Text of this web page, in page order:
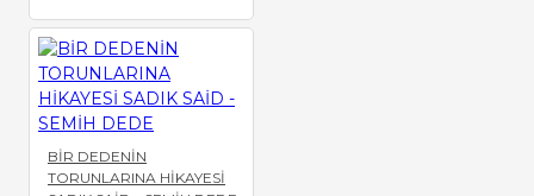
BİR DEDENİN
TORUNLARINA HİKAYESİ